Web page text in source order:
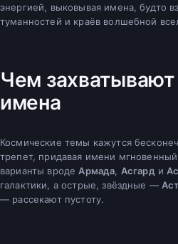
энергией, выковывая имена, будто
туманностей и краёв волшебной
Чем
имена
Космические темы кажутся
трепет, придавая имени
варианты вроде Армада, Асгард и
галактики, а острые, звёздные —
— рассекают пустоту.